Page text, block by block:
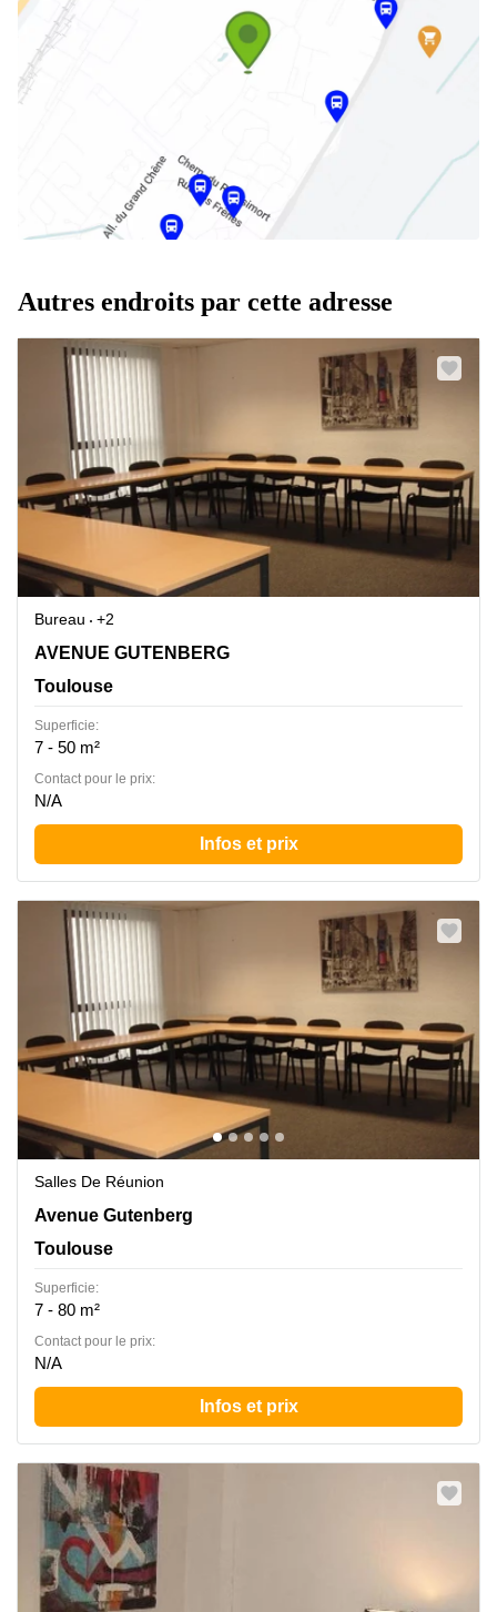
Autres endroits par cette adresse
Bureau
+2
6 AVENUE GUTENBERG, Toulouse
AVENUE GUTENBERG
Toulouse
Superficie:
7 - 50 m²
Contact pour le prix:
N/A
Infos et prix
Salles De Réunion
6 AVENUE GUTENBERG, Toulouse
Avenue Gutenberg
Toulouse
Superficie:
7 - 80 m²
Contact pour le prix:
N/A
Infos et prix